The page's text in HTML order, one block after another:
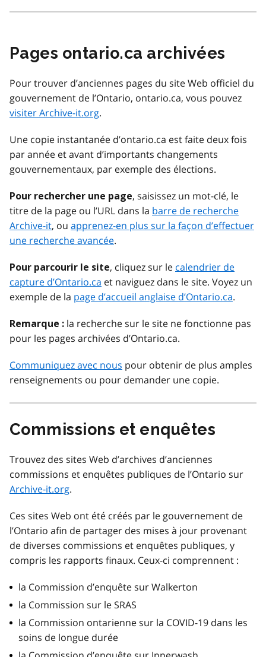
Pages ontario.ca archivées
Pour trouver d’anciennes pages du site Web officiel du
gouvernement de l’Ontario, ontario.ca, vous pouvez
visiter Archive-it.org.
Une copie instantanée d’ontario.ca est faite deux fois
par année et avant d’importants changements
gouvernementaux, par exemple des élections.
Pour rechercher une page, saisissez un mot-clé, le
titre de la page ou l’URL dans la barre de recherche
Archive-it, ou apprenez-en plus sur la façon d’effectuer
une recherche avancée.
Pour parcourir le site, cliquez sur le calendrier de
capture d’Ontario.ca et naviguez dans le site. Voyez un
exemple de la page d’accueil anglaise d’Ontario.ca.
Remarque : la recherche sur le site ne fonctionne pas
pour les pages archivées d’Ontario.ca.
Communiquez avec nous pour obtenir de plus amples
renseignements ou pour demander une copie.
Commissions et enquêtes
Trouvez des sites Web d’archives d’anciennes
commissions et enquêtes publiques de l’Ontario sur
Archive-it.org.
Ces sites Web ont été créés par le gouvernement de
l’Ontario afin de partager des mises à jour provenant
de diverses commissions et enquêtes publiques, y
compris les rapports finaux. Ceux-ci comprennent :
la Commission d’enquête sur Walkerton
la Commission sur le SRAS
la Commission ontarienne sur la COVID-19 dans les
soins de longue durée